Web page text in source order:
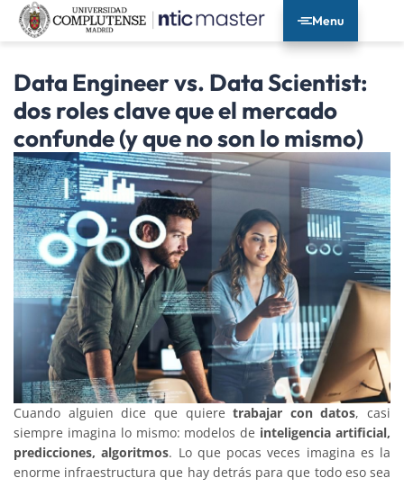
Menu
Data Engineer vs. Data Scientist:
dos roles clave que el mercado
confunde (y que no son lo mismo)
Cuando alguien dice que quieretrabajar con datos, casi
siempre imagina lo mismo: modelos de inteligencia artificial,
predicciones, algoritmos. Lo que pocas veces imagina es la
enorme infraestructura que hay detrás para que todo eso sea